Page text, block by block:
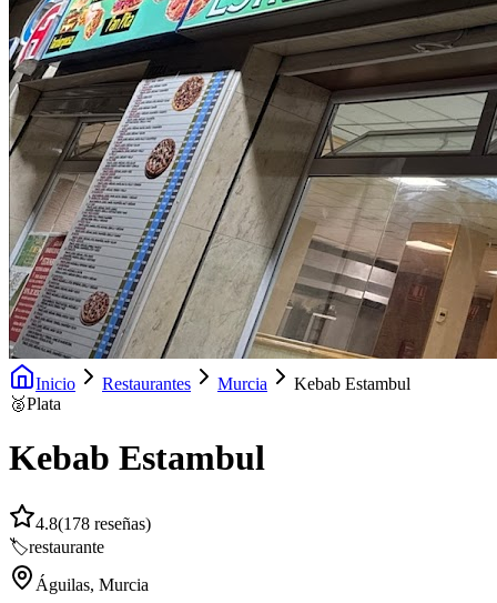
Inicio Restaurantes Murcia
Kebab Estambul
🥈Plata
Kebab Estambul
4.8(178 reseñas)
🏷️restaurante
Águilas, Murcia